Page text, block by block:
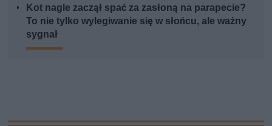
Kot nagle zaczął spać za zasłoną na parapecie?
To nie tylko wylegiwanie się w słońcu, ale ważny
sygnał